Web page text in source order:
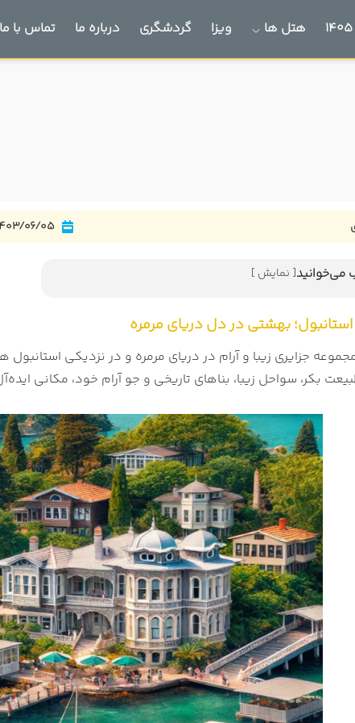
هتل ها ویزا گردشگری درباره ما تماس با ما
06/05
می‌خوانید[ نمایش ]
بهشتی در دل دریای مرمره
جزایری زیبا و آرام در دریای مرمره و در نزدیکی
بکر، سواحل زیبا، بناهای تاریخی و جو آرام خود، مکانی